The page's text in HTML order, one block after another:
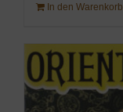
In den Warenkorb